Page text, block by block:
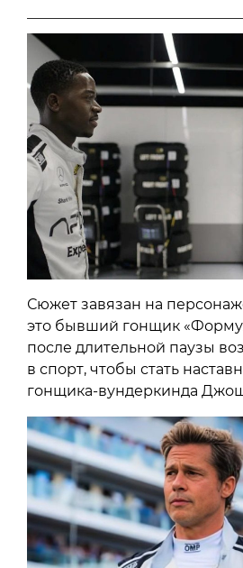
Сюжет завязан на
это бывший гонщик
после длительной паузы
в спорт, чтобы стать
гонщика-вундеркинда